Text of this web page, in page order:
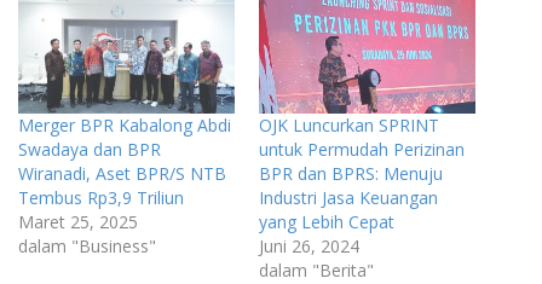
Merger BPR Kabalong Abdi
Swadaya dan BPR
Wiranadi, Aset BPR/S NTB
Tembus Rp3,9 Triliun
Maret 25, 2025
dalam "Business"
OJK Luncurkan SPRINT
untuk Permudah Perizinan
BPR dan BPRS: Menuju
Industri Jasa Keuangan
yang Lebih Cepat
Juni 26, 2024
dalam "Berita"